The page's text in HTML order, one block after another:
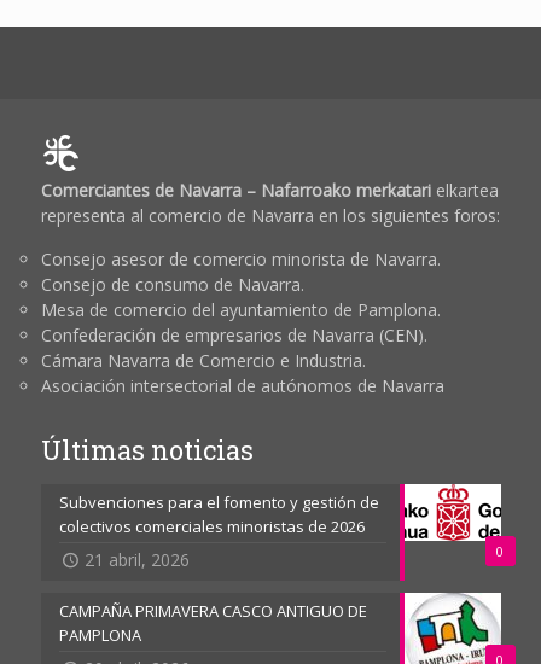
Comerciantes de Navarra – Nafarroako merkatarielkartea
representa al comercio de Navarra en los siguientes foros:
Consejo asesor de comercio minorista de Navarra.
Consejo de consumo de Navarra.
Mesa de comercio del ayuntamiento de Pamplona.
Confederación de empresarios de Navarra (CEN).
Cámara Navarra de Comercio e Industria.
Asociación intersectorial de autónomos de Navarra
Últimas noticias
0
Subvenciones para el fomento y gestión de
colectivos comerciales minoristas de 2026
21 abril, 2026
0
CAMPAÑA PRIMAVERA CASCO ANTIGUO DE
PAMPLONA